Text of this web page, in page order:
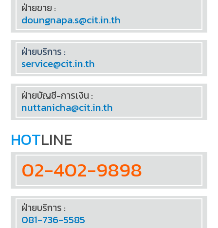
ฝ่ายขาย :
doungnapa.s@cit.in.th
ฝ่ายบริการ :
service@cit.in.th
ฝ่ายบัญชี-การเงิน :
nuttanicha@cit.in.th
HOTLINE
02-402-9898
ฝ่ายบริการ :
081-736-5585